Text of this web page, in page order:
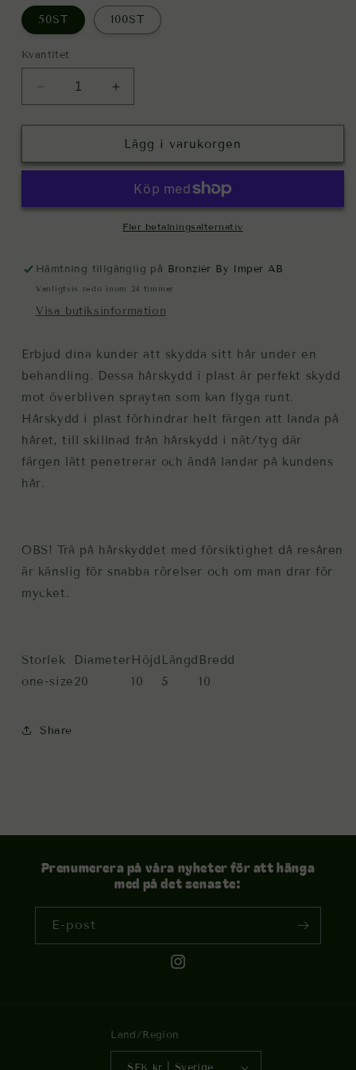
50ST 100ST
Kvantitet
Minska
kvantitet
för
Öka
kvantitet
för
Hårskydd
Lägg i varukorgen
Fler betalningsalternativ
Hämtning tillgänglig på Bronziér By Imper AB
Vanligtvis redo inom 24 timmar
Visa butiksinformation
Erbjud dina kunder att skydda sitt hår under en
behandling. Dessa hårskydd i plast är perfekt skydd
mot överbliven spraytan som kan flyga runt.
Hårskydd i plast förhindrar helt färgen att landa på
håret, till skillnad från hårskydd i nät/tyg där
färgen lätt penetrerar och ändå landar på kundens
hår.
OBS! Trä på hårskyddet med försiktighet då resåren
är känslig för snabba rörelser och om man drar för
mycket.
Storlek Diameter Höjd Längd Bredd
one-size20 10 5 10
Share
Prenumerera på våra nyheter för att hänga
med på det senaste:
E-post
Instagram
Land/Region